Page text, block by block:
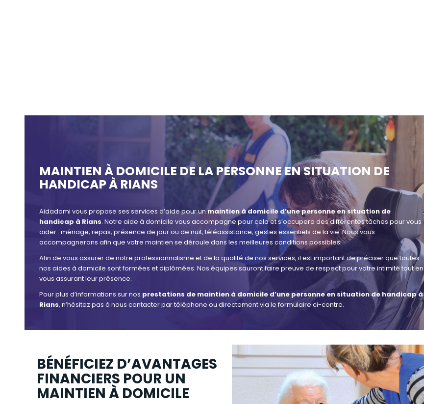
MAINTIEN À DOMICILE DE LA PERSONNE EN SITUATION DE
HANDICAP À RIANS
Aidadomi vous propose ses services d’aide pour un maintien à domicile d’une personne en situation de
handicap à Rians. Notre aide à domicile vous accompagne pour cela et s’occupera des différentes tâches pour vous
aider : ménage, repas, présence de jour ou de nuit, téléassistance, gestes essentiels de la vie. Nous vous
accompagnerons afin que votre maintien se déroule dans les meilleures conditions possibles.
Afin de vous assurer de notre professionnalisme et de la qualité de nos services, il est important de préciser que toutes
nos aides à domicile sont formées et diplômées. Nos équipes sauront faire preuve de respect pour votre intimité tout en
vous assurant leur présence.
Pour plus d’informations sur nos prestations de maintien à domicile d’une personne en situation de handicap à
Rians, n’hésitez pas à nous contacter par téléphone ou directement via le formulaire ci-contre.
BÉNÉFICIEZ D’AVANTAGES
FINANCIERS POUR UN
MAINTIEN À DOMICILE